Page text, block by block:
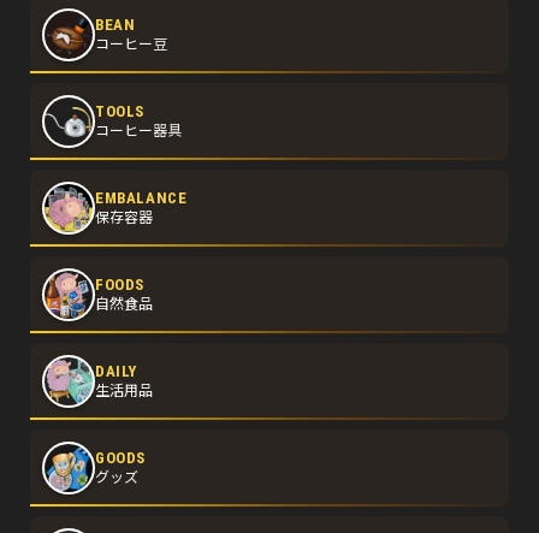
BEAN
コーヒー豆
TOOLS
コーヒー器具
EMBALANCE
保存容器
FOODS
自然食品
DAILY
生活用品
GOODS
グッズ